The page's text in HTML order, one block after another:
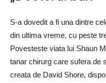
S-a dovedit a fi una dintre
din ultima vreme, cu peste
Povesteste viata lui Shaun
tanar chirurg care sufera de
creata de David Shore,